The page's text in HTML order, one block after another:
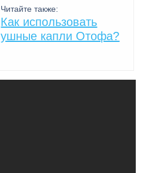
Читайте также:
Как использовать
ушные капли Отофа?